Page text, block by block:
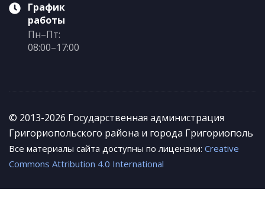
График
работы
Пн–Пт:
08:00–17:00
© 2013-2026 Государственная администрация
Григориопольского района и города Григориополь
Все материалы сайта доступны по лицензии: Creative
Commons Attribution 4.0 International